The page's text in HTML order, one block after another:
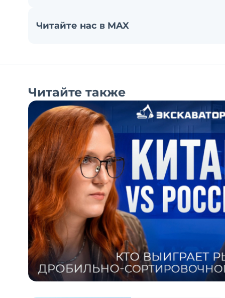
Читайте нас в MAX
Читайте также